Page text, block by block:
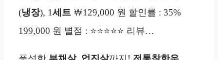
(냉장), 1세트 ￦129,000 원 할인률 : 35%
199,000 원 별점 : ⭐⭐⭐⭐⭐ 리뷰…